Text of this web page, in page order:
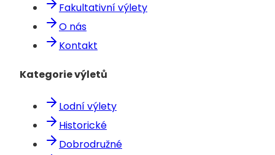
Fakultativní výlety
O nás
Kontakt
Kategorie výletů
Lodní výlety
Historické
Dobrodružné